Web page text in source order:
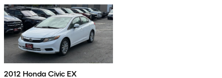
2012 Honda Civic EX